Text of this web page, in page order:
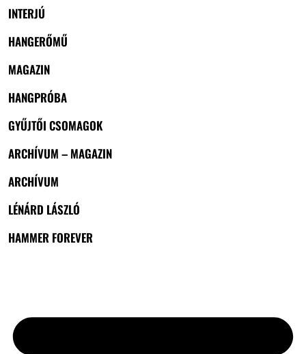
INTERJÚ
HANGERŐMŰ
MAGAZIN
HANGPRÓBA
GYŰJTŐI CSOMAGOK
ARCHÍVUM – MAGAZIN
ARCHÍVUM
LÉNÁRD LÁSZLÓ
HAMMER FOREVER